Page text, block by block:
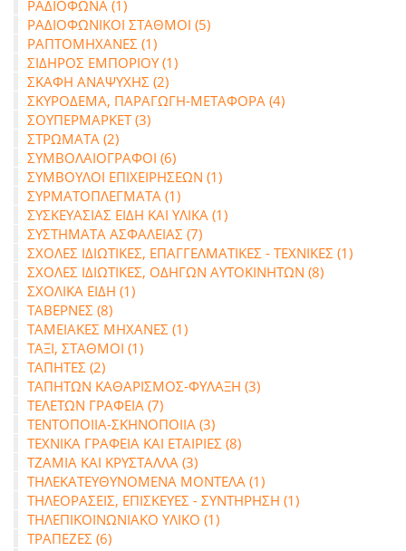
ΡΑΔΙΟΦΩΝΑ (1)
ΡΑΔΙΟΦΩΝΙΚΟΙ ΣΤΑΘΜΟΙ (5)
ΡΑΠΤΟΜΗΧΑΝΕΣ (1)
ΣΙΔΗΡΟΣ ΕΜΠΟΡΙΟΥ (1)
ΣΚΑΦΗ ΑΝΑΨΥΧΗΣ (2)
ΣΚΥΡΟΔΕΜΑ, ΠΑΡΑΓΩΓΗ-ΜΕΤΑΦΟΡΑ (4)
ΣΟΥΠΕΡΜΑΡΚΕΤ (3)
ΣΤΡΩΜΑΤΑ (2)
ΣΥΜΒΟΛΑΙΟΓΡΑΦΟΙ (6)
ΣΥΜΒΟΥΛΟΙ ΕΠΙΧΕΙΡΗΣΕΩΝ (1)
ΣΥΡΜΑΤΟΠΛΕΓΜΑΤΑ (1)
ΣΥΣΚΕΥΑΣΙΑΣ ΕΙΔΗ ΚΑΙ ΥΛΙΚΑ (1)
ΣΥΣΤΗΜΑΤΑ ΑΣΦΑΛΕΙΑΣ (7)
ΣΧΟΛΕΣ ΙΔΙΩΤΙΚΕΣ, ΕΠΑΓΓΕΛΜΑΤΙΚΕΣ - ΤΕΧΝΙΚΕΣ (1)
ΣΧΟΛΕΣ ΙΔΙΩΤΙΚΕΣ, ΟΔΗΓΩΝ ΑΥΤΟΚΙΝΗΤΩΝ (8)
ΣΧΟΛΙΚΑ ΕΙΔΗ (1)
ΤΑΒΕΡΝΕΣ (8)
ΤΑΜΕΙΑΚΕΣ ΜΗΧΑΝΕΣ (1)
ΤΑΞΙ, ΣΤΑΘΜΟΙ (1)
ΤΑΠΗΤΕΣ (2)
ΤΑΠΗΤΩΝ ΚΑΘΑΡΙΣΜΟΣ-ΦΥΛΑΞΗ (3)
ΤΕΛΕΤΩΝ ΓΡΑΦΕΙΑ (7)
ΤΕΝΤΟΠΟΙΙΑ-ΣΚΗΝΟΠΟΙΙΑ (3)
ΤΕΧΝΙΚΑ ΓΡΑΦΕΙΑ ΚΑΙ ΕΤΑΙΡΙΕΣ (8)
ΤΖΑΜΙΑ ΚΑΙ ΚΡΥΣΤΑΛΛΑ (3)
ΤΗΛΕΚΑΤΕΥΘΥΝΟΜΕΝΑ ΜΟΝΤΕΛΑ (1)
ΤΗΛΕΟΡΑΣΕΙΣ, ΕΠΙΣΚΕΥΕΣ - ΣΥΝΤΗΡΗΣΗ (1)
ΤΗΛΕΠΙΚΟΙΝΩΝΙΑΚΟ ΥΛΙΚΟ (1)
ΤΡΑΠΕΖΕΣ (6)